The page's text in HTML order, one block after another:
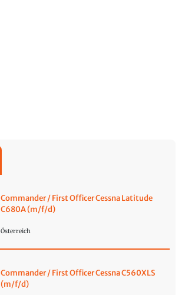
Commander / First Officer Cessna Latitude
C680A (m/f/d)
Österreich
Commander / First Officer Cessna C560XLS
(m/f/d)